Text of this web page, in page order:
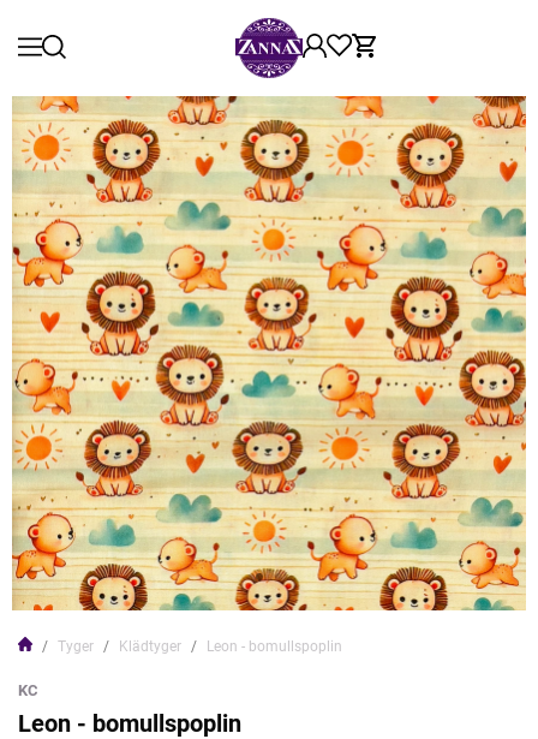
Tyger Klädtyger Leon - bomullspoplin
KC
Leon - bomullspoplin